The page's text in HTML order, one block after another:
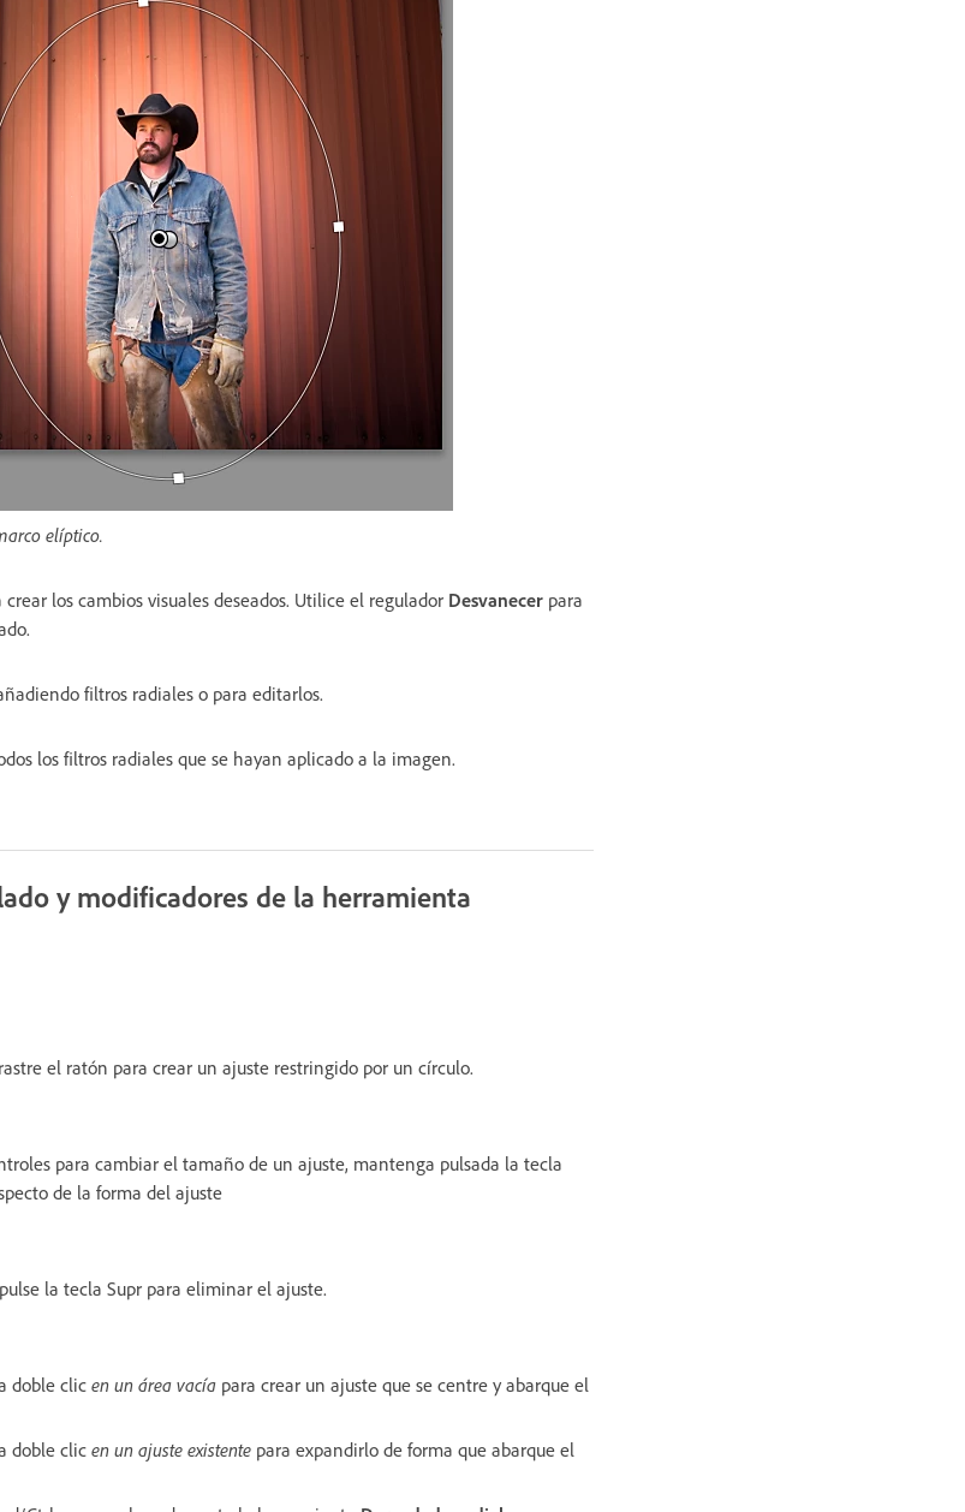
elíptico.
los cambios visuales deseados. Utilice el regulador Desvanecer para
filtros radiales o para editarlos.
los filtros radiales que se hayan aplicado a la imagen.
y modificadores de la herramienta
el ratón para crear un ajuste restringido por un círculo.
para cambiar el tamaño de un ajuste, mantenga pulsada la tecla
de la forma del ajuste
la tecla Supr para eliminar el ajuste.
doble clicen un área vacía para crear un ajuste que se centre y abarque el
doble clicen un ajuste existente para expandirlo de forma que abarque el